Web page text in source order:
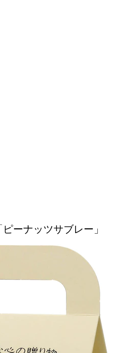
ーナッツサブレー」